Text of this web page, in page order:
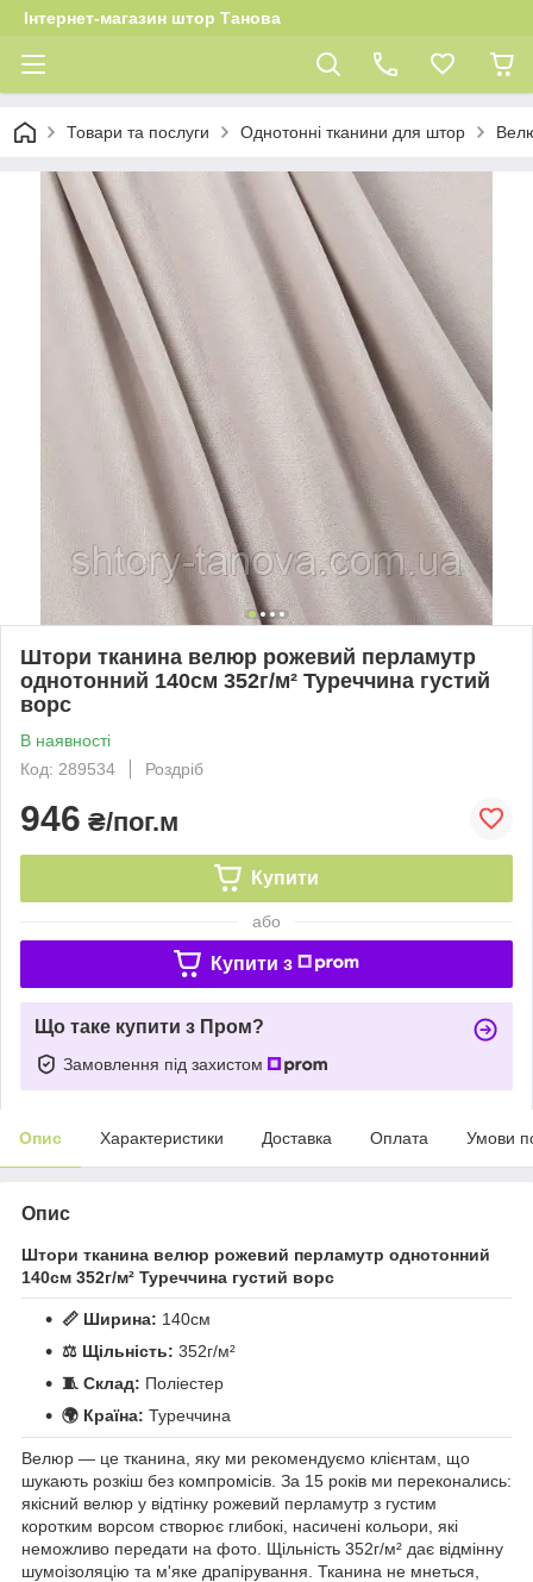
Інтернет-магазин штор Танова
Товари та послуги Однотонні тканини для штор
Штори тканина велюр рожевий перламутр
однотонний 140см 352г/м² Туреччина густий
ворс
В наявності
Код: 289534
Роздріб
946 ₴/пог.м
Купити
або
Купити з
Що таке купити з Пром?
Замовлення під захистом
Опис Характеристики Доставка Оплата Умови
Опис
Штори тканина велюр рожевий перламутр однотонний
140см 352г/м² Туреччина густий ворс
📏 Ширина: 140см
⚖️ Щільність: 352г/м²
🧵 Склад: Поліестер
🌍 Країна: Туреччина
Велюр — це тканина, яку ми рекомендуємо клієнтам, що
шукають розкіш без компромісів. За 15 років ми переконались:
якісний велюр у відтінку рожевий перламутр з густим
коротким ворсом створює глибокі, насичені кольори, які
неможливо передати на фото. Щільність 352г/м² дає відмінну
шумоізоляцію та м'яке драпірування. Тканина не мнеться,